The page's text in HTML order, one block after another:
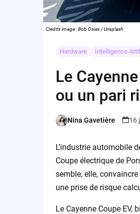
Credits image : Bob Osias / Unsplash
Hardware Intelligence
Le
ou un pari
Posted
Nina Gavetière 16
L’industrie automobile
Coupe électrique de
semble, elle,
une prise de risque
Le Cayenne Coupe EV,